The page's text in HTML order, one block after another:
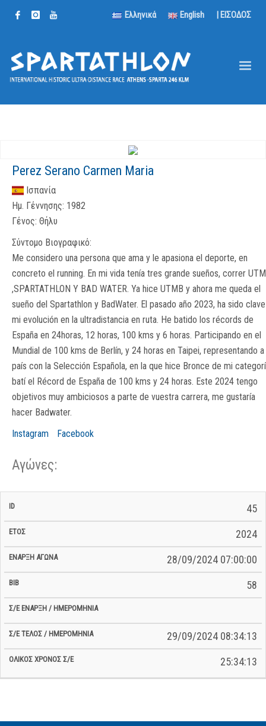
Ελληνικά English | ΕΙΣΟΔΟΣ
Perez Serano Carmen Maria
Ισπανία
Ημ. Γέννησης: 1982
Γένος: Θήλυ
Σύντομο Βιογραφικό:
Me considero una persona que ama y le apasiona el deporte, en
concreto el running. En mi vida tenía tres grande sueños, correr
,SPARTATHLON Y BAD WATER. Ya hice UTMB y ahora me queda el
sueño del Spartathlon y BadWater. El pasado año 2023, ha sido
mi evolución en la ultradistancia en ruta. He batido los récords de
España en 24horas, 12 horas, 100 kms y 6 horas. Participando en el
Mundial de 100 kms de Berlín, y 24 horas en Taipei, representando
país con la Selección Española, en la que hice Bronce de mi
batí el Récord de España de 100 kms y 24 horas. Este 2024 tengo
objetivos muy ambiciosos a parte de vuestra carrera, me gustaría
hacer Badwater.
Instagram
Facebook
Αγώνες:
Αγώνα
Ημερομηνία
45
2024
28/09/2024 07:00:00
58
29/09/2024 08:34:13
25:34:13